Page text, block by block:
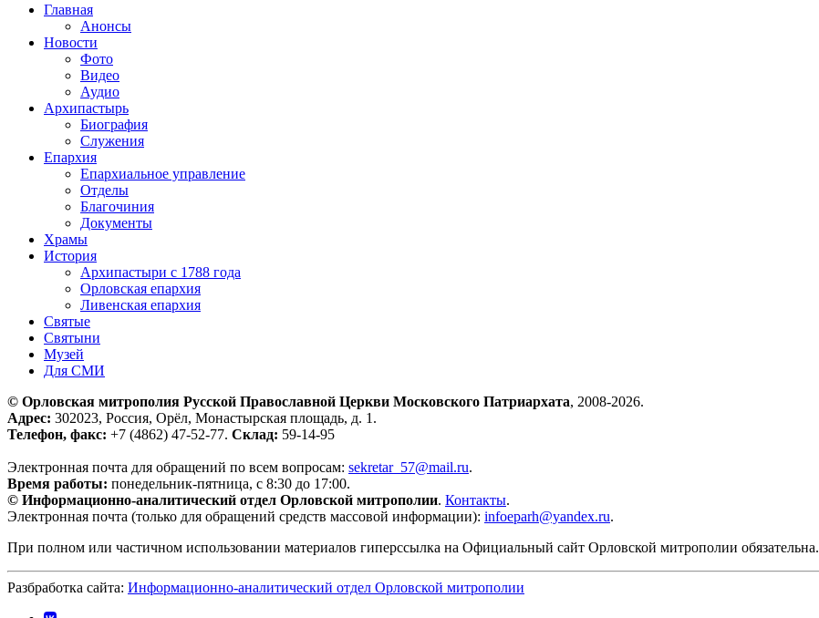
Главная
Анонсы
Новости
Фото
Видео
Аудио
Архипастырь
Биография
Служения
Епархия
Епархиальное управление
Отделы
Благочиния
Документы
Храмы
История
Архипастыри с 1788 года
Орловская епархия
Ливенская епархия
Святые
Святыни
Музей
Для СМИ
© Орловская митрополия Русской Православной Церкви Московского Патриархата, 2008-2026.
Адрес: 302023, Россия, Орёл, Монастырская площадь, д. 1.
Телефон, факс: +7 (4862) 47-52-77. Склад: 59-14-95
Электронная почта для обращений по всем вопросам: sekretar_57@mail.ru.
Время работы: понедельник-пятница, с 8:30 до 17:00.
© Информационно-аналитический отдел Орловской митрополии. Контакты.
Электронная почта (только для обращений средств массовой информации): infoeparh@yandex.ru.
При полном или частичном использовании материалов гиперссылка на Официальный сайт Орловской митрополии обязательна.
Разбработка сайта: Информационно-аналитический отдел Орловской митрополии